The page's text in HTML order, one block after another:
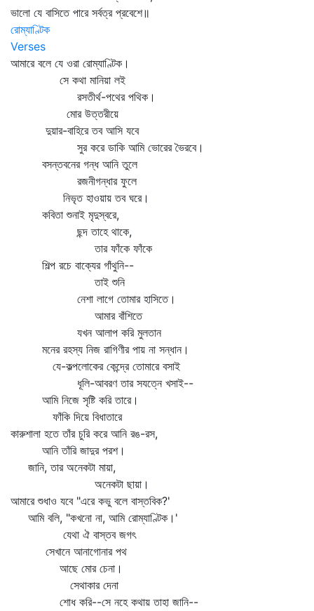
ভালো যে বাসিতে পারে সর্বত্র প্রবেশে॥
রোম্যাণ্টিক
Verses
আমারে বলে যে ওরা রোম্যাণ্টিক।
সে কথা মানিয়া লই
রসতীর্থ-পথের পথিক।
মোর উত্তরীয়ে
দুয়ার-বাহিরে তব আসি যবে
সুর করে ডাকি আমি ভোরের ভৈরবে।
বসন্তবনের গন্ধ আনি তুলে
রজনীগন্ধার ফুলে
নিভৃত হাওয়ায় তব ঘরে।
কবিতা শুনাই মৃদুস্বরে,
ছন্দ তাহে থাকে,
তার ফাঁকে ফাঁকে
শিল্প রচে বাক্যের গাঁথুনি--
তাই শুনি
নেশা লাগে তোমার হাসিতে।
আমার বাঁশিতে
যখন আলাপ করি মুলতান
মনের রহস্য নিজ রাগিণীর পায় না সন্ধান।
যে-কল্পলোকের কেন্দ্রে তোমারে বসাই
ধূলি-আবরণ তার সযত্নে খসাই--
আমি নিজে সৃষ্টি করি তারে।
ফাঁকি দিয়ে বিধাতারে
কারুশালা হতে তাঁর চুরি করে আনি রঙ-রস,
আনি তাঁরি জাদুর পরশ।
জানি, তার অনেকটা মায়া,
অনেকটা ছায়া।
আমারে শুধাও যবে "এরে কভু বলে বাস্তবিক?'
আমি বলি, "কখনো না, আমি রোম্যাণ্টিক।'
যেথা ঐ বাস্তব জগৎ
সেখানে আনাগোনার পথ
আছে মোর চেনা।
সেথাকার দেনা
শোধ করি--সে নহে কথায় তাহা জানি--